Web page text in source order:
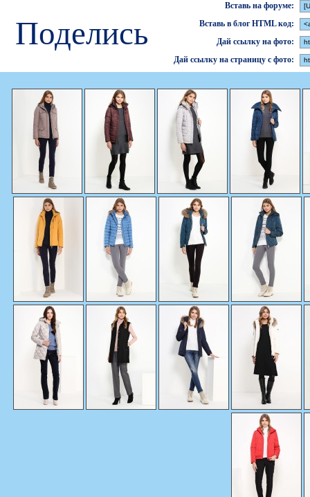
Поделись
Вставь на форуме:
Вставь в блог HTML код:
Дай ссылку на фото:
Дай ссылку на страницу с фото: